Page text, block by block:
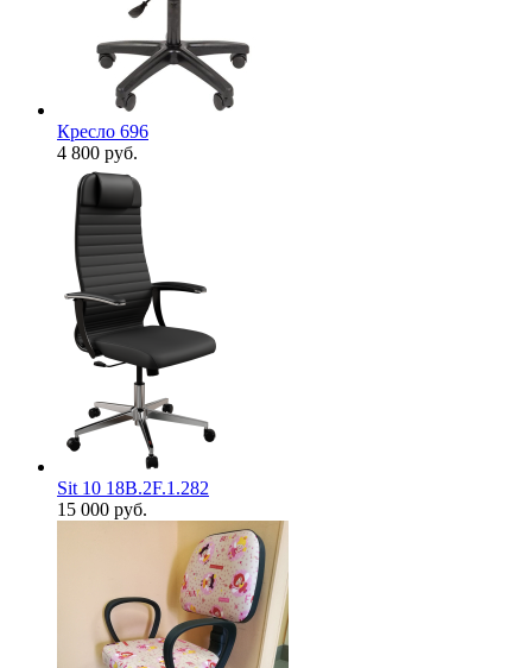
Кресло 696
4 800 руб.
Sit 10 18B.2F.1.282
15 000 руб.